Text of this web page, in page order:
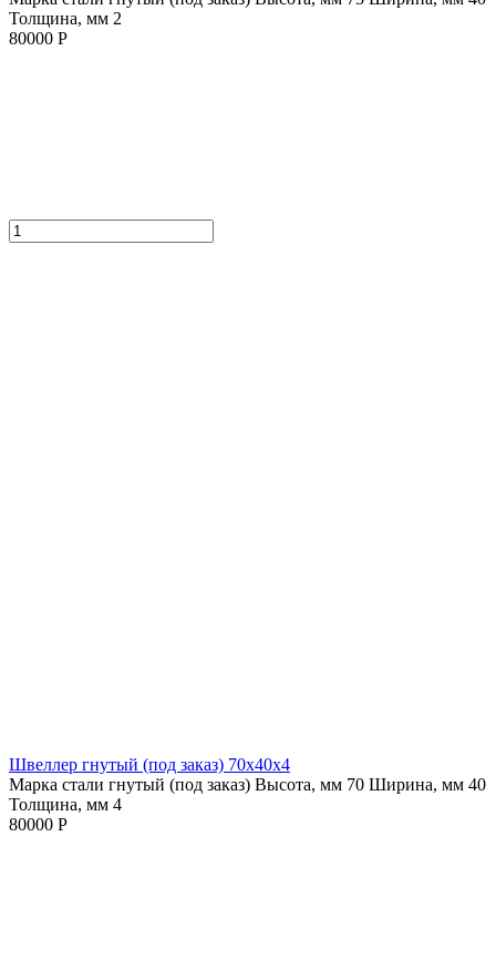
Толщина, мм 2
80000 Р
Швеллер гнутый (под заказ) 70х40х4
Марка стали гнутый (под заказ) Высота, мм 70 Ширина, мм 40
Толщина, мм 4
80000 Р